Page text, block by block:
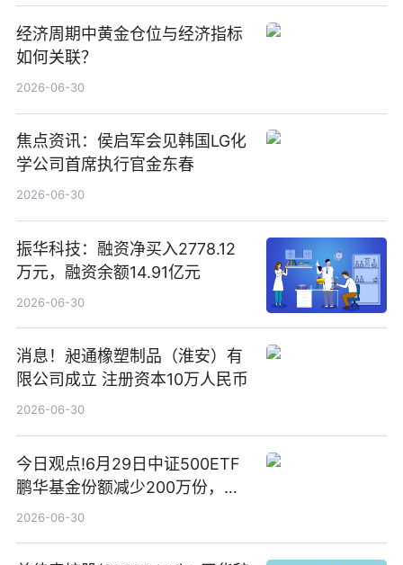
经济周期中黄金仓位与经济指标
如何关联？
2026-06-30
焦点资讯：侯启军会见韩国LG化
学公司首席执行官金东春
2026-06-30
振华科技：融资净买入2778.12
万元，融资余额14.91亿元
2026-06-30
消息！昶通橡塑制品（淮安）有
限公司成立 注册资本10万人民币
2026-06-30
今日观点!6月29日中证500ETF
鹏华基金份额减少200万份，重
仓股亨通光电、赤峰黄金、佰维
2026-06-30